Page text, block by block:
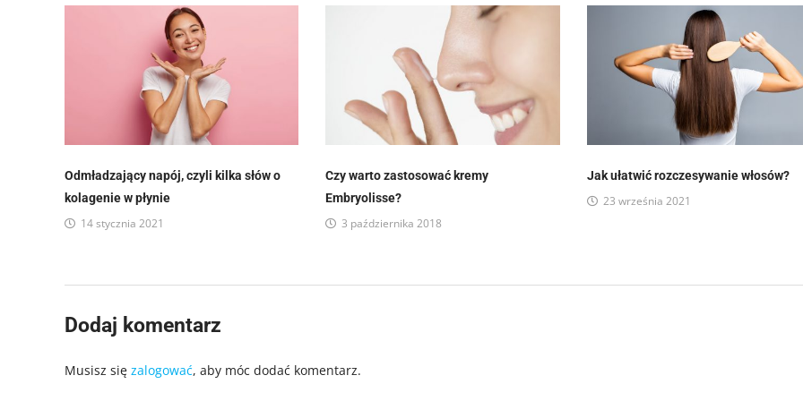
Odmładzający napój, czyli kilka słów o
kolagenie w płynie
14 stycznia 2021
Czy warto zastosować kremy
Embryolisse?
3 października 2018
Jak ułatwić rozczesywanie włosów?
23 września 2021
Dodaj komentarz
Musisz się zalogować, aby móc dodać komentarz.